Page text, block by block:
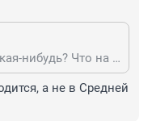
а если она среднеазиатка какая-нибудь? Что на это скажешь, номерное чудо?
а не в Средней